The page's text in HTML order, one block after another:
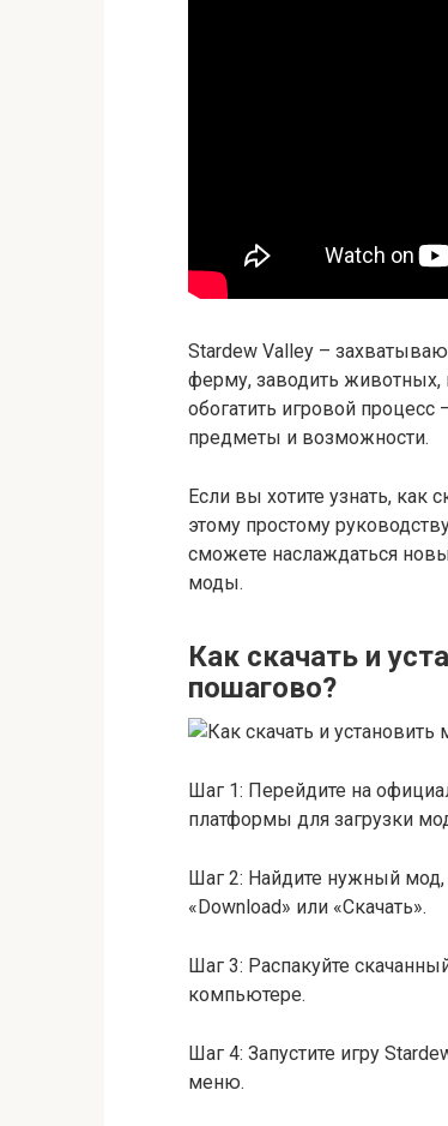
Stardew Valley –
ферму, заводить животных,
обогатить игровой
предметы и возможности.
Если вы хотите узнать, как
этому простому
сможете наслаждаться
моды.
Как скачать и
пошагово?
Шаг 1: Перейдите на
платформы для загрузки
Шаг 2: Найдите нужный мод,
«Download» или «Скачать».
Шаг 3: Распакуйте
компьютере.
Шаг 4: Запустите игру
меню.